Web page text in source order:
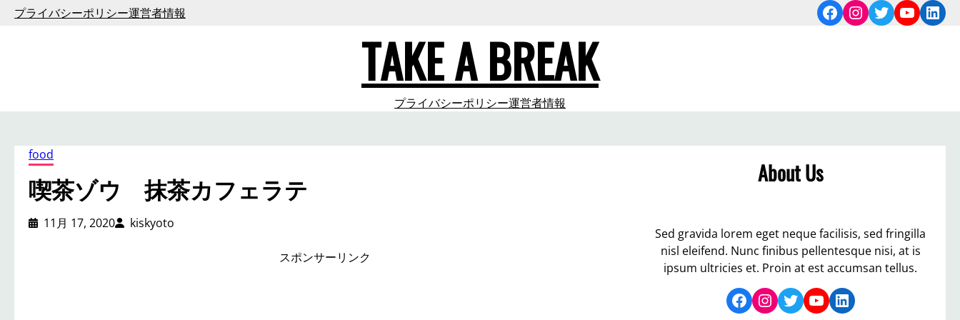
プ
プライバシーポリシー運営者情報 Facebook
Instagram
Twitter
TAKE A BREAK
プライバシーポリシー運営者情報
food
喫茶ゾウ 抹茶カフェラテ
11月 17, 2020 kiskyoto
スポンサーリンク
About Us
Sed gravida lorem eget neque facilisis, sed fringilla
nisl eleifend. Nunc finibus pellentesque nisi, at is
ipsum ultricies et. Proin at est accumsan tellus.
Facebook Instagram Twitter YouTube LinkedIn